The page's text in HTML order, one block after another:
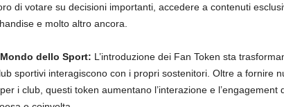
di votare su decisioni importanti, accedere a contenuti
e molto altro ancora.
dello Sport: L’introduzione dei Fan Token sta
sportivi interagiscono con i propri sostenitori. Oltre a fornire
i club, questi token aumentano l’interazione e l’engagement